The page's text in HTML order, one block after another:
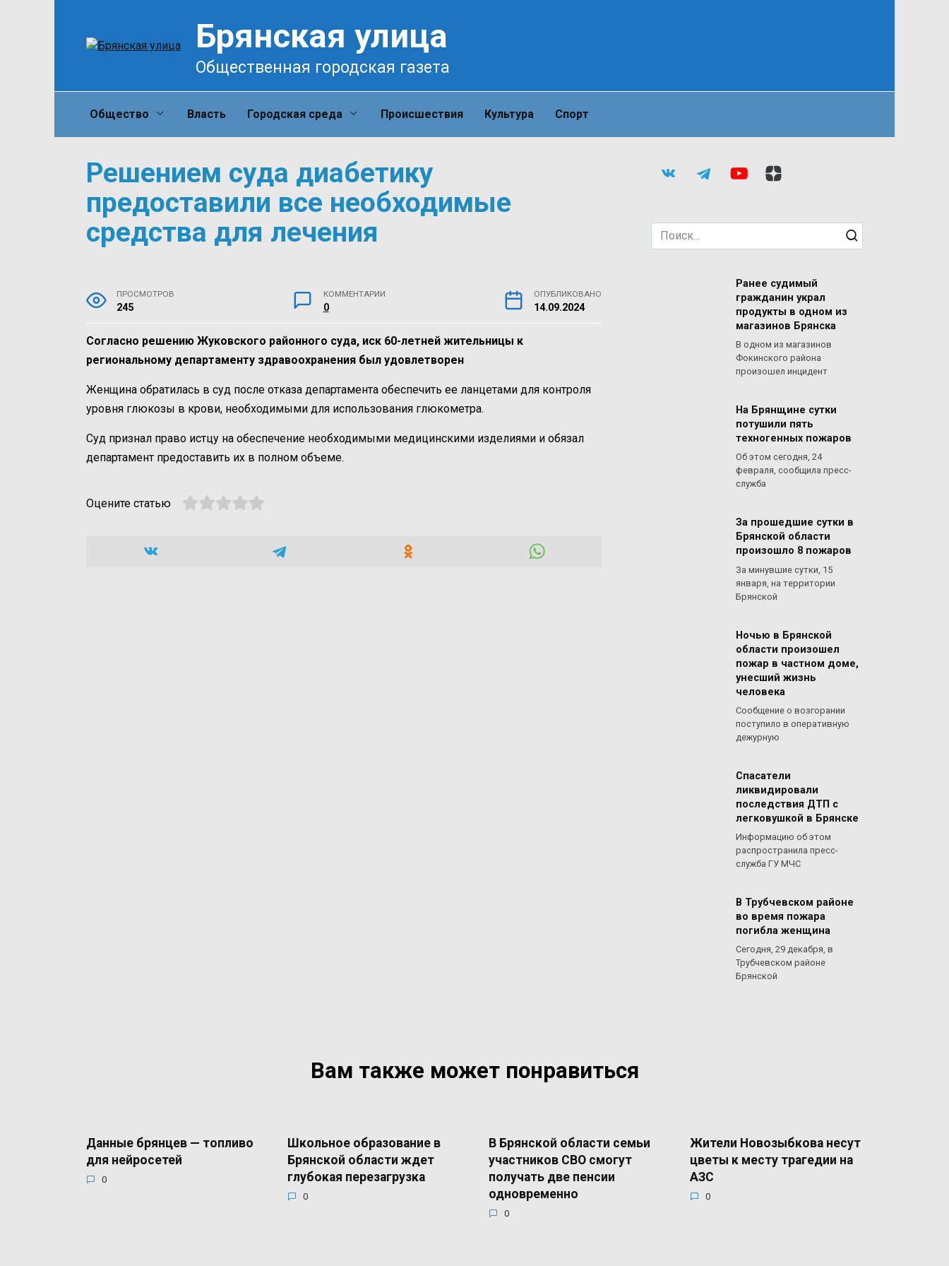
Брянская улица
Общественная городская газета
Общество Власть Городская среда Происшествия Культура Спорт
Решением суда диабетику
предоставили все необходимые
средства для лечения
ПРОСМОТРОВ
245
КОММЕНТАРИИ
0
ОПУБЛИКОВАНО
14.09.2024
Согласно решению Жуковского районного суда, иск 60-летней жительницы к
региональному департаменту здравоохранения был удовлетворен
Женщина обратилась в суд после отказа департамента обеспечить ее ланцетами для контроля
уровня глюкозы в крови, необходимыми для использования глюкометра.
Суд признал право истцу на обеспечение необходимыми медицинскими изделиями и обязал
департамент предоставить их в полном объеме.
Оцените статью
Search
for:
Ранее судимый
гражданин украл
продукты в одном из
магазинов Брянска
В одном из магазинов
Фокинского района
произошел инцидент
На Брянщине сутки
потушили пять
техногенных пожаров
Об этом сегодня, 24
февраля, сообщила пресс-
служба
За прошедшие сутки в
Брянской области
произошло 8 пожаров
За минувшие сутки, 15
января, на территории
Брянской
Ночью в Брянской
области произошел
пожар в частном доме,
унесший жизнь
человека
Сообщение о возгорании
поступило в оперативную
дежурную
Спасатели
ликвидировали
последствия ДТП с
легковушкой в Брянске
Информацию об этом
распространила пресс-
служба ГУ МЧС
В Трубчевском районе
во время пожара
погибла женщина
Сегодня, 29 декабря, в
Трубчевском районе
Брянской
Вам также может понравиться
Данные брянцев — топливо
для нейросетей
0
Школьное образование в
Брянской области ждет
глубокая перезагрузка
0
В Брянской области семьи
участников СВО смогут
получать две пенсии
одновременно
0
Жители Новозыбкова несут
цветы к месту трагедии на
АЗС
0